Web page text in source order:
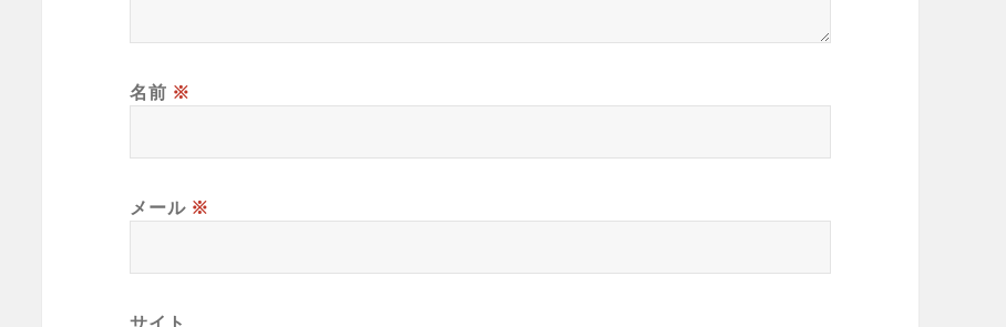
名前 ※
メール ※